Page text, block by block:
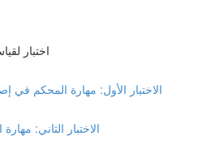
اختبار
1. الاختبار الأول: مهارة المحكم في
2. الاختبار الثاني: